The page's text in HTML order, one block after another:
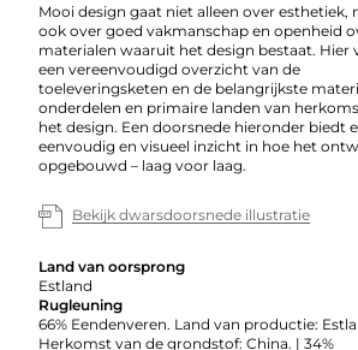
Mooi design gaat niet alleen over esthetiek,
ook over goed vakmanschap en openheid
materialen waaruit het design bestaat. Hier
een vereenvoudigd overzicht van de
toeleveringsketen en de belangrijkste
onderdelen en primaire landen van
het design. Een doorsnede hieronder biedt
eenvoudig en visueel inzicht in hoe het
opgebouwd – laag voor laag.
Bekijk dwarsdoorsnede illustratie
Land van oorsprong
Estland
Rugleuning
66% Eendenveren. Land van productie:
Herkomst van de grondstof: China. | 34%